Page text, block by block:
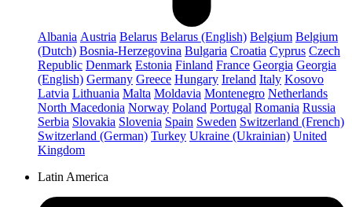
Albania Austria Belarus Belarus (English) Belgium Belgium
(Dutch) Bosnia-Herzegovina Bulgaria Croatia Cyprus Czech
Republic Denmark Estonia Finland France Georgia Georgia
(English) Germany Greece Hungary Ireland Italy Kosovo
Latvia Lithuania Malta Moldavia Montenegro Netherlands
North Macedonia Norway Poland Portugal Romania Russia
Serbia Slovakia Slovenia Spain Sweden Switzerland (French)
Switzerland (German) Turkey Ukraine (Ukrainian) United
Kingdom
Latin America